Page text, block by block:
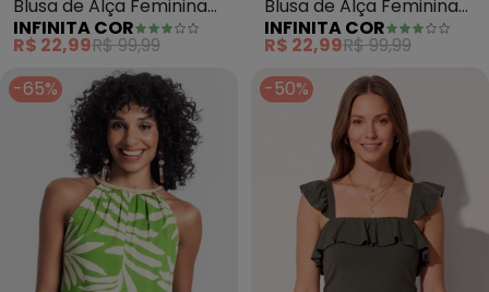
Blusa de Alça Feminina
Visco Premiere (Verde)
INFINITA COR
R$ 22,99R$ 99,99
Blusa de Alça Feminina
Visco Premiere (Verde)
INFINITA COR
R$ 22,99R$ 99,99
-65%
-50%